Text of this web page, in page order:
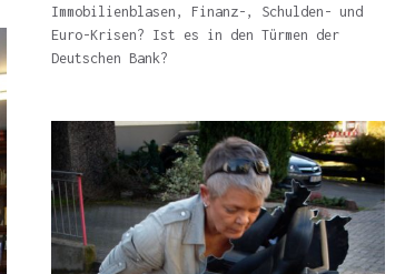
Immobilienblasen, Finanz-, Schulden- und
Euro-Krisen? Ist es in den Türmen der
Deutschen Bank?